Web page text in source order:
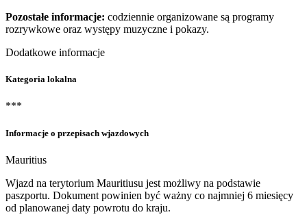
Pozostałe informacje: codziennie organizowane są programy
rozrywkowe oraz występy muzyczne i pokazy.
Dodatkowe informacje
Kategoria lokalna
***
Informacje o przepisach wjazdowych
Mauritius
Wjazd na terytorium Mauritiusu jest możliwy na podstawie
paszportu. Dokument powinien być ważny co najmniej 6 miesięcy
od planowanej daty powrotu do kraju.